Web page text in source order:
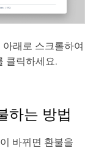
래로 스크롤하여
클릭하세요.
하는 방법
바뀌면 환불을